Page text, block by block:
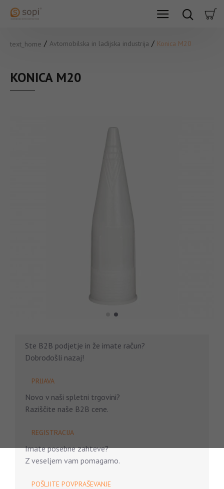
text_home Avtomobilska in ladijska industrija Konica M20
KONICA M20
Ste B2B podjetje in že imate račun?
Dobrodošli nazaj!
PRIJAVA
Novo v naši spletni trgovini?
Raziščite naše B2B cene.
REGISTRACIJA
Imate posebne zahteve?
Z veseljem vam pomagamo.
POŠLJITE POVPRAŠEVANJE